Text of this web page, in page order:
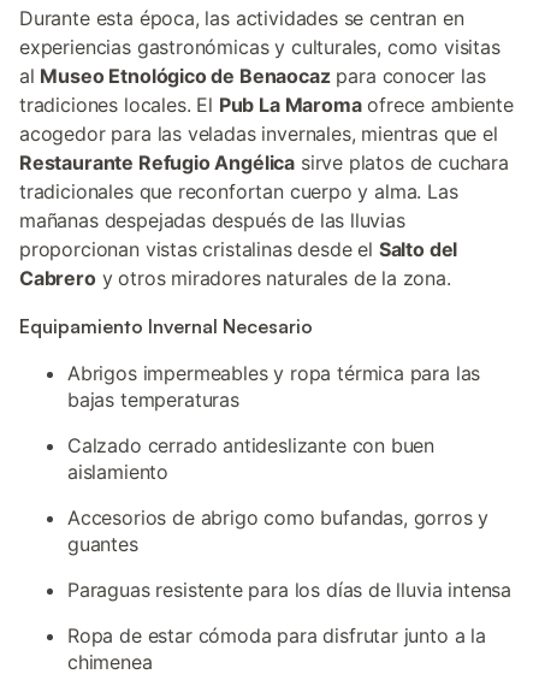
Durante esta época, las actividades se centran en
experiencias gastronómicas y culturales, como visitas
al Museo Etnológico de Benaocazpara conocer las
tradiciones locales. El Pub La Maromaofrece ambiente
acogedor para las veladas invernales, mientras que el
Restaurante Refugio Angélica sirve platos de cuchara
tradicionales que reconfortan cuerpo y alma. Las
mañanas despejadas después de las lluvias
proporcionan vistas cristalinas desde el Salto del
Cabreroy otros miradores naturales de la zona.
Equipamiento Invernal Necesario
Abrigos impermeables y ropa térmica para las
bajas temperaturas
Calzado cerrado antideslizante con buen
aislamiento
Accesorios de abrigo como bufandas, gorros y
guantes
Paraguas resistente para los días de lluvia intensa
Ropa de estar cómoda para disfrutar junto a la
chimenea